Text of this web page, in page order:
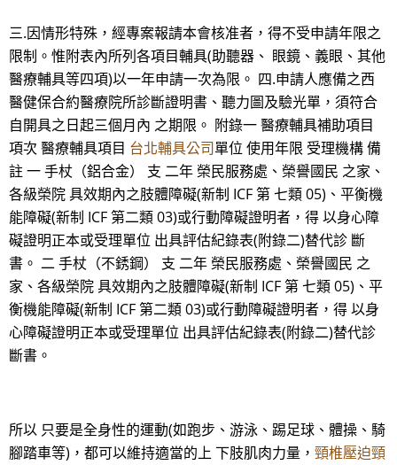
三.因情形特殊，經專案報請本會核准者，得不受申請年限之
限制。惟附表內所列各項目輔具(助聽器、 眼鏡、義眼、其他
醫療輔具等四項)以一年申請一次為限。 四.申請人應備之西
醫健保合約醫療院所診斷證明書、聽力圖及驗光單，須符合
自開具之日起三個月內 之期限。 附錄一 醫療輔具補助項目
項次 醫療輔具項目 台北輔具公司單位 使用年限 受理機構 備
註 一 手杖（鋁合金） 支 二年 榮民服務處、榮譽國民 之家、
各級榮院 具效期內之肢體障礙(新制 ICF 第 七類 05)、平衡機
能障礙(新制 ICF 第二類 03)或行動障礙證明者，得 以身心障
礙證明正本或受理單位 出具評估紀錄表(附錄二)替代診 斷
書。 二 手杖（不銹鋼） 支 二年 榮民服務處、榮譽國民 之
家、各級榮院 具效期內之肢體障礙(新制 ICF 第 七類 05)、平
衡機能障礙(新制 ICF 第二類 03)或行動障礙證明者，得 以身
心障礙證明正本或受理單位 出具評估紀錄表(附錄二)替代診
斷書。
所以 只要是全身性的運動(如跑步、游泳、踢足球、體操、騎
腳踏車等)，都可以維持適當的上 下肢肌肉力量， 頸椎壓迫頸